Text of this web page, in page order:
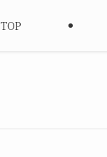
TOP